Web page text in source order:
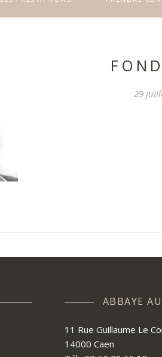
29
ABBAYE
11 Rue Guillaume Le
14000 Caen